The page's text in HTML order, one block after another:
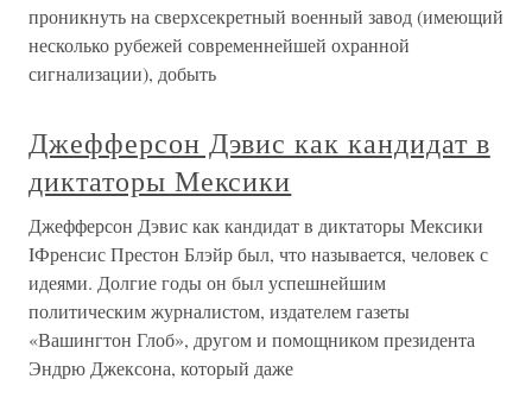
проникнуть на сверхсекретный военный завод (имеющий
несколько рубежей современнейшей охранной
сигнализации), добыть
Джефферсон Дэвис как кандидат в
диктаторы Мексики
Джефферсон Дэвис как кандидат в диктаторы Мексики
IФренсис Престон Блэйр был, что называется, человек с
идеями. Долгие годы он был успешнейшим
политическим журналистом, издателем газеты
«Вашингтон Глоб», другом и помощником президента
Эндрю Джексона, который даже